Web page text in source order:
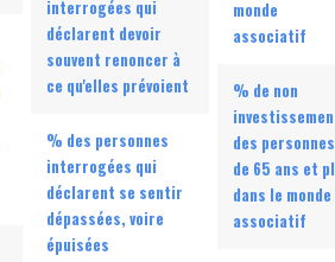
interrogées qui
déclarent devoir
souvent renoncer à
ce qu'elles prévoient
% des personnes
interrogées qui
déclarent se sentir
dépassées, voire
épuisées
monde
associatif
% de non
des personnes
de 65 ans et
dans le monde
associatif